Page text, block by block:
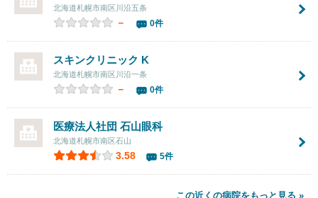
北海道札幌市南区川沿五条
－ 0件
スキンクリニック K
北海道札幌市南区川沿一条
－ 0件
医療法人社団 石山眼科
北海道札幌市南区石山
3.58 5件
この近くの病院をもっと見る »